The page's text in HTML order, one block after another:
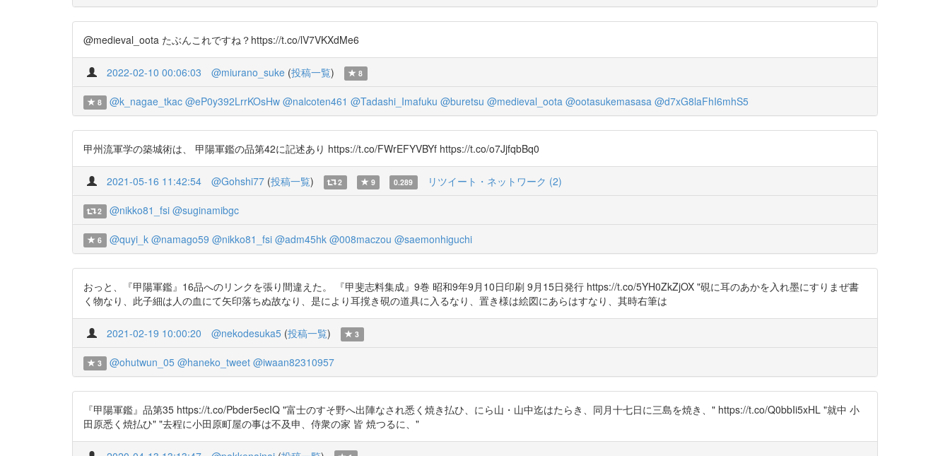
@medieval_oota たぶんこれですね？https://t.co/lV7VKXdMe6
2022-02-10 00:06:03 @miurano_suke (投稿一覧) 8
8 @k_nagae_tkac @eP0y392LrrKOsHw @nalcoten461 @Tadashi_Imafuku @buretsu @medieval_oota @ootasukemasasa @d7xG8laFhI6mhS5
甲州流軍学の築城術は、 甲陽軍鑑の品第42に記述あり https://t.co/FWrEFYVBYf https://t.co/o7JjfqbBq0
2021-05-16 11:42:54 @Gohshi77 (投稿一覧) 2 9 0.289 リツイート・ネットワーク (2)
2 @nikko81_fsi @suginamibgc
6 @quyi_k @namago59 @nikko81_fsi @adm45hk @008maczou @saemonhiguchi
おっと、『甲陽軍鑑』16品へのリンクを張り間違えた。 『甲斐志料集成』9巻 昭和9年9月10日印刷 9月15日発行 https://t.co/5YH0ZkZjOX "硯に耳のあかを入れ墨にすりまぜ書
く物なり、此子細は人の血にて矢印落ちぬ故なり、是により耳撹き硯の道具に入るなり、置き様は絵図にあらはすなり、其時右筆は
2021-02-19 10:00:20 @nekodesuka5 (投稿一覧) 3
3 @ohutwun_05 @haneko_tweet @iwaan82310957
『甲陽軍鑑』品第35 https://t.co/Pbder5ecIQ "富士のすそ野へ出陣なされ悉く焼き払ひ、にら山・山中迄はたらき、同月十七日に三島を焼き、" https://t.co/Q0bbIi5xHL "就中 小
田原悉く焼払ひ" "去程に小田原町屋の事は不及申、侍衆の家 皆 焼つるに、"